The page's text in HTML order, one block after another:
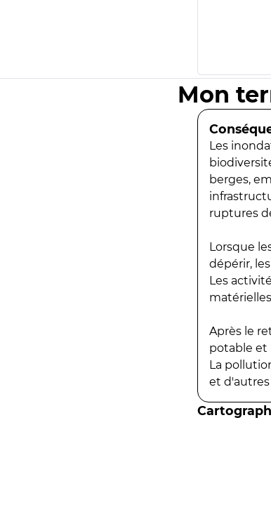
Mon
Les
berges,
ruptures
Lorsque
dépérir,
Les
Après le
potable et
La
et d'autres